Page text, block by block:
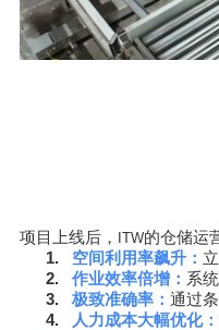
项目上线后， ITW的仓储运
1.
空间利用率飙升：
2.
作业效率倍增： 系
3.
极致准确率： 通过
4.
人力成本大幅优化：